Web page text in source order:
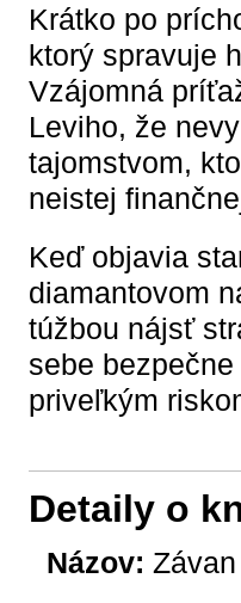
Krátko po
ktorý spravuje
Vzájomná
Leviho, že
tajomstvom,
neistej
Keď objavia
diamantovom
túžbou nájsť
sebe
priveľkým
Detaily o
Názov: